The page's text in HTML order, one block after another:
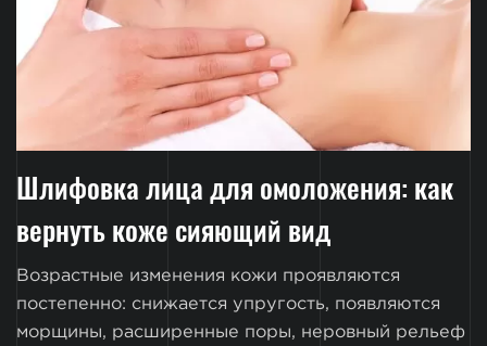
Шлифовка лица для омоложения: как
вернуть коже сияющий вид
Возрастные изменения кожи проявляются
постепенно: снижается упругость, появляются
морщины, расширенные поры, неровный рельеф